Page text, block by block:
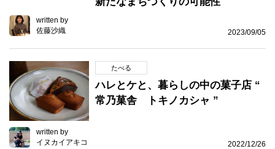
written by
佐藤沙織
2023/09/05
たべる
ハレとケと、暮らしの中の菓子店 “
常乃菓舎 トキノカシャ ”
written by
イヌカイアキコ
2022/12/26